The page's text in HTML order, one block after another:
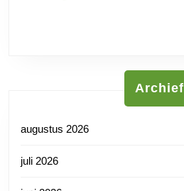
Archief
augustus 2026
juli 2026